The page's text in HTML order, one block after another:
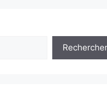
Rechercher